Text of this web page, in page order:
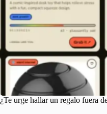
¿Te urge hallar un regalo fuera